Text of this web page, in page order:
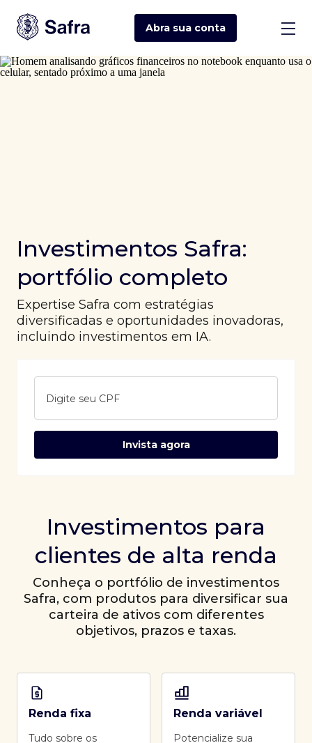
Abra sua conta
Investimentos Safra:
portfólio completo
Expertise Safra com estratégias
diversificadas e oportunidades inovadoras,
incluindo investimentos em IA.
Digite seu CPF
Invista agora
Investimentos para
clientes de alta renda
Conheça o portfólio de investimentos
Safra, com produtos para diversificar sua
carteira de ativos com diferentes
objetivos, prazos e taxas.
Renda fixa
Tudo sobre os
Renda variável
Potencialize sua